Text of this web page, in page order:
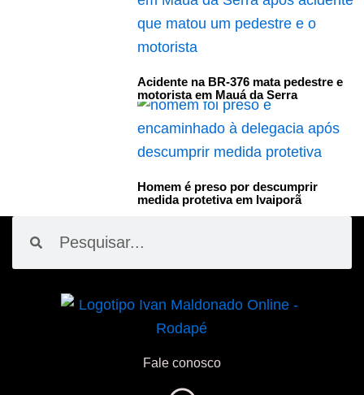
Acidente na BR-376 mata pedestre e
motorista em Mauá da Serra
Homem é preso por descumprir
medida protetiva em Ivaiporã
Fale conosco